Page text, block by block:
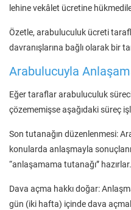
lehine vekâlet ücretine
Özetle, arabuluculuk ücreti
davranışlarına bağlı olarak bir
Arabulucuyla
Eğer taraflar arabuluculuk
çözememişse aşağıdaki süreç
Son tutanağın düzenlenmesi:
konularda anlaşmayla
“anlaşamama tutanağı” hazırlar.
Dava açma hakkı doğar:
gün (iki hafta) içinde dava